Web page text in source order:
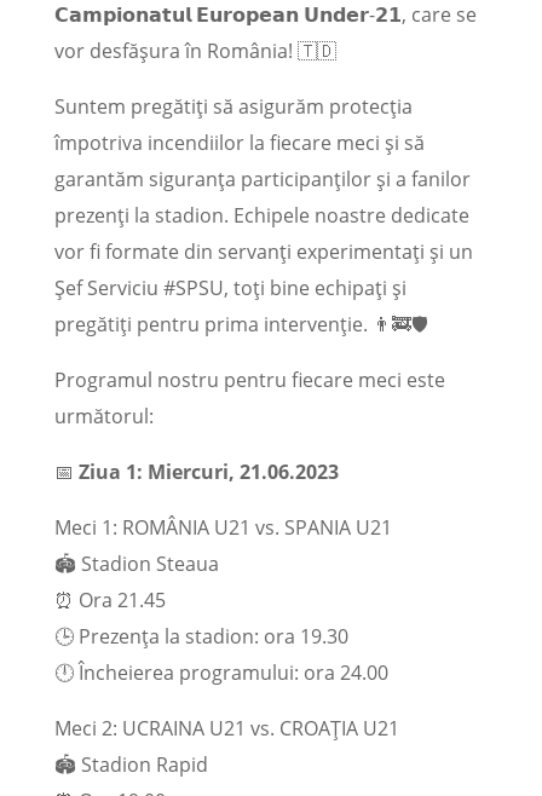
𝗖𝗮𝗺𝗽𝗶𝗼𝗻𝗮𝘁𝘂𝗹 𝗘𝘂𝗿𝗼𝗽𝗲𝗮𝗻 𝗨𝗻𝗱𝗲𝗿-𝟮𝟭, care se
vor desfășura în România! 🇹🇩
Suntem pregătiți să asigurăm protecția
împotriva incendiilor la fiecare meci și să
garantăm siguranța participanților și a fanilor
prezenți la stadion. Echipele noastre dedicate
vor fi formate din servanți experimentați și un
Șef Serviciu #SPSU, toți bine echipați și
pregătiți pentru prima intervenție. 👨‍🚒🛡
Programul nostru pentru fiecare meci este
următorul:
📅 Ziua 1: Miercuri, 21.06.2023
Meci 1: ROMÂNIA U21 vs. SPANIA U21
🏟️ Stadion Steaua
⏰ Ora 21.45
🕒 Prezența la stadion: ora 19.30
🕛 Încheierea programului: ora 24.00
Meci 2: UCRAINA U21 vs. CROAȚIA U21
🏟️ Stadion Rapid